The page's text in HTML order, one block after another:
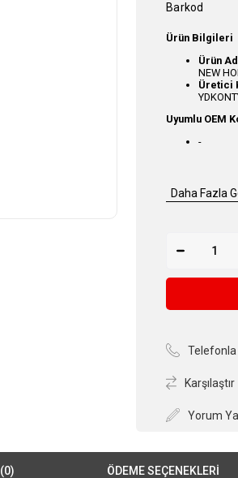
Barkod
Ürün Bilgileri
Ürün
NEW
Üretici
Uyumlu OEM
-
Daha Fazla
Telefonla
Karşılaştır
Yorum
(0) ÖDEME SEÇENEKLERI